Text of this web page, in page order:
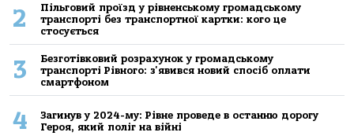
2
Пільговий проїзд у рівненському громадському
транспорті без транспортної картки: кого це
стосується
3
Безготівковий розрахунок у громадському
транспорті Рівного: з'явився новий спосіб оплати
смартфоном
4
Загинув у 2024-му: Рівне проведе в останню дорогу
Героя, який поліг на війні